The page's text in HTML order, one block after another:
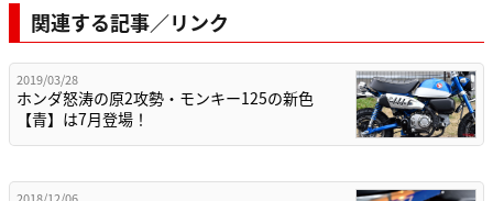
関連する記事／リンク
2019/03/28
ホンダ怒涛の原2攻勢・モンキー125の新色
【青】は7月登場！
2018/12/06